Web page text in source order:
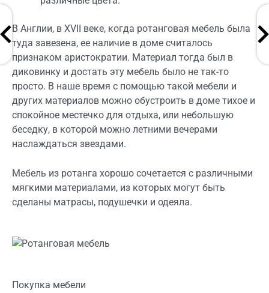
В Англии, в XVII веке, когда ротанговая мебель была
туда завезена, ее наличие в доме считалось
признаком аристократии. Материал тогда был в
диковинку и достать эту мебель было не так-то
просто. В наше время с помощью такой мебели и
других материалов можно обустроить в доме тихое и
спокойное местечко для отдыха, или небольшую
беседку, в которой можно летними вечерами
наслаждаться звездами.
Мебель из ротанга хорошо сочетается с различными
мягкими материалами, из которых могут быть
сделаны матрасы, подушечки и одеяла.
Покупка мебели